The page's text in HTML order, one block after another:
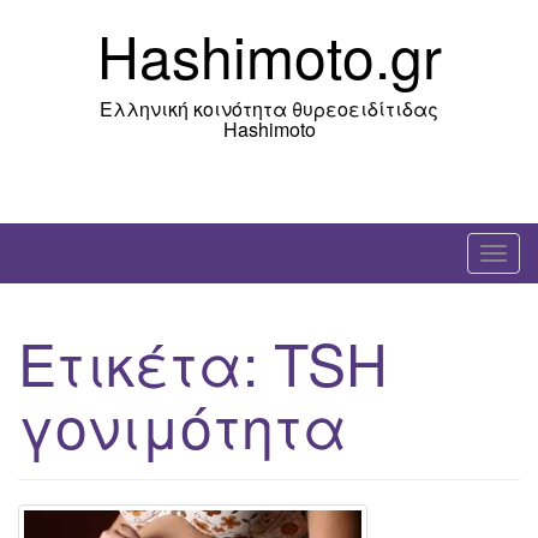
Hashimoto.gr
Ελληνική κοινότητα θυρεοειδίτιδας
Hashimoto
T
o
Ετικέτα: TSH
γονιμότητα